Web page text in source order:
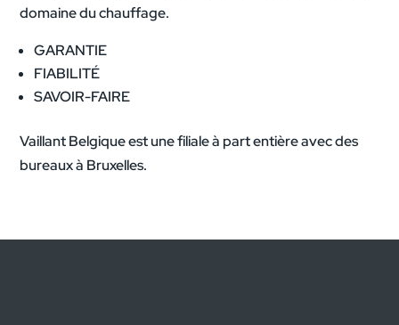
domaine du chauffage.
GARANTIE
FIABILITÉ
SAVOIR-FAIRE
Vaillant Belgique est une filiale à part entière avec des
bureaux à Bruxelles.